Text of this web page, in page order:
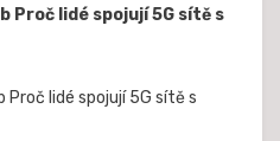
Proč lidé spojují 5G sítě s